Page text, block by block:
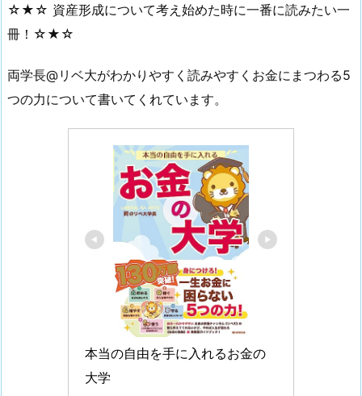
☆★☆ 資産形成について考え始めた時に一番に読みたい一
冊！☆★☆
両学長@リベ大がわかりやすく読みやすくお金にまつわる5
つの力について書いてくれています。
本当の自由を手に入れるお金の
大学